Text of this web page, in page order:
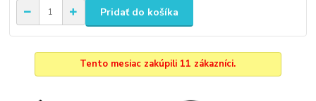
Pridať do košíka
Tento mesiac zakúpili 11 zákazníci.